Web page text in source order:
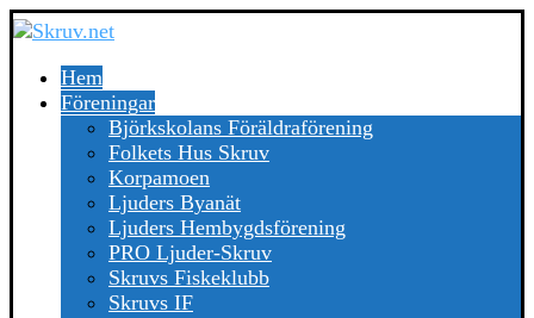
Hem
Föreningar
Björkskolans Föräldraförening
Folkets Hus Skruv
Korpamoen
Ljuders Byanät
Ljuders Hembygdsförening
PRO Ljuder-Skruv
Skruvs Fiskeklubb
Skruvs IF